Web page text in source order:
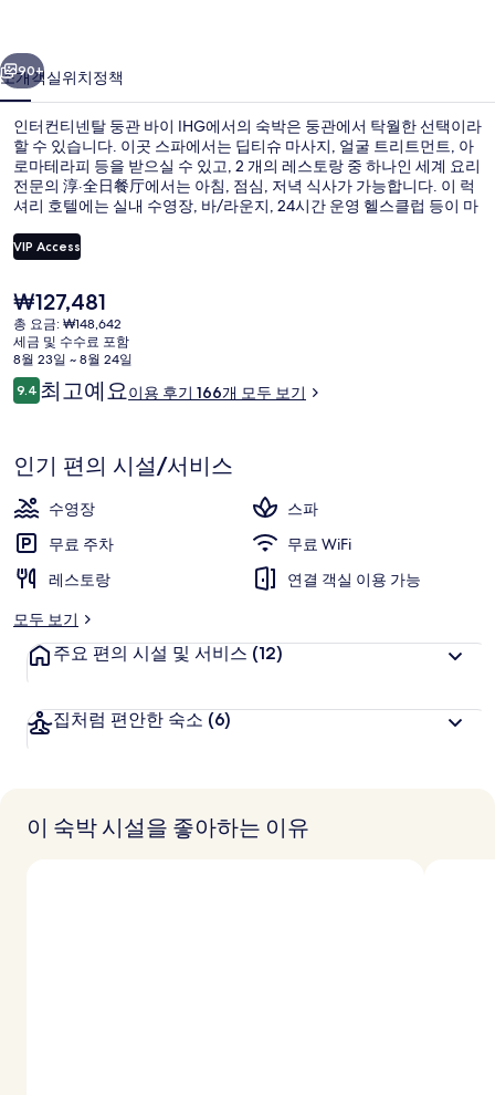
관
바
이
IHG
의
사
갤
러
리
다음
90+
소개객실위치정책
인터컨티넨탈 둥관 바이 IHG에서의 숙박은 둥관에서 탁월한 선택이라
할 수 있습니다. 이곳 스파에서는 딥티슈 마사지, 얼굴 트리트먼트, 아
로마테라피 등을 받으실 수 있고, 2 개의 레스토랑 중 하나인 세계 요리
전문의 淳·全日餐厅에서는 아침, 점심, 저녁 식사가 가능합니다. 이 럭
셔리 호텔에는 실내 수영장, 바/라운지, 24시간 운영 헬스클럽 등이 마
족했습니다.
VIP Access
현
재
가
격
은
₩127,481
₩127,481
총 요금: ₩148,642
세금 및 수수료 포함
8월 23일 ~ 8월 24일
이
용
기
9.410점 만점 중 9.4점.
최고예요이용 후기 166개 모두 보기
인기 편의 시설/서비스
수영장
스파
무료 주차
무료 WiFi
레스토랑
연결 객실 이용 가능
모두 보기
주요 편의 시설 및 서비스 (12)
집처럼 편안한 숙소 (6)
이 숙박 시설을 좋아하는 이유